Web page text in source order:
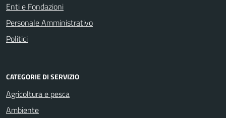
Enti e Fondazioni
Personale Amministrativo
Politici
CATEGORIE DI SERVIZIO
Agricoltura e pesca
Ambiente